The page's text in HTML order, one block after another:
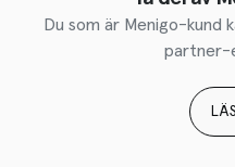
Du som är Menigo-kund
partner-